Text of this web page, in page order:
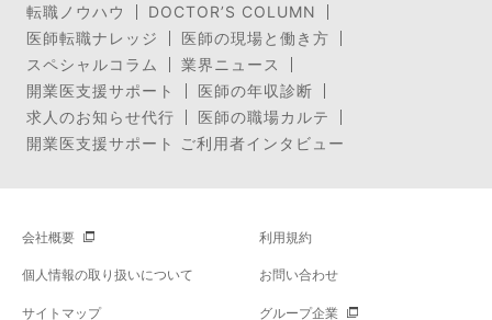
転職ノウハウ
DOCTOR’S COLUMN
医師転職ナレッジ
医師の現場と働き方
スペシャルコラム
業界ニュース
開業医支援サポート
医師の年収診断
求人のお知らせ代行
医師の職場カルテ
開業医支援サポート ご利用者インタビュー
会社概要 利用規約
個人情報の取り扱いについて お問い合わせ
サイトマップ グループ企業